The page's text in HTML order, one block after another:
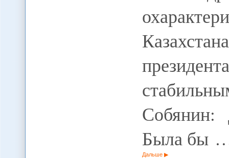
Собянин:
Была бы
Дальше